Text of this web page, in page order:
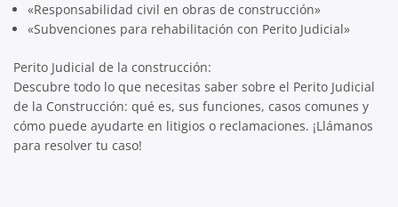
«Responsabilidad civil en obras de construcción»
«Subvenciones para rehabilitación con Perito Judicial»
Perito Judicial de la construcción:
Descubre todo lo que necesitas saber sobre el Perito Judicial
de la Construcción: qué es, sus funciones, casos comunes y
cómo puede ayudarte en litigios o reclamaciones. ¡Llámanos
para resolver tu caso!